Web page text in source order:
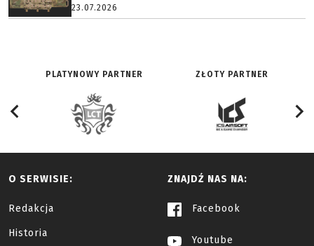
23.07.2026
PLATYNOWY PARTNER ZŁOTY PARTNER
O SERWISIE:
Redakcja
Historia
ZNAJDŹ NAS NA:
Facebook
Youtube